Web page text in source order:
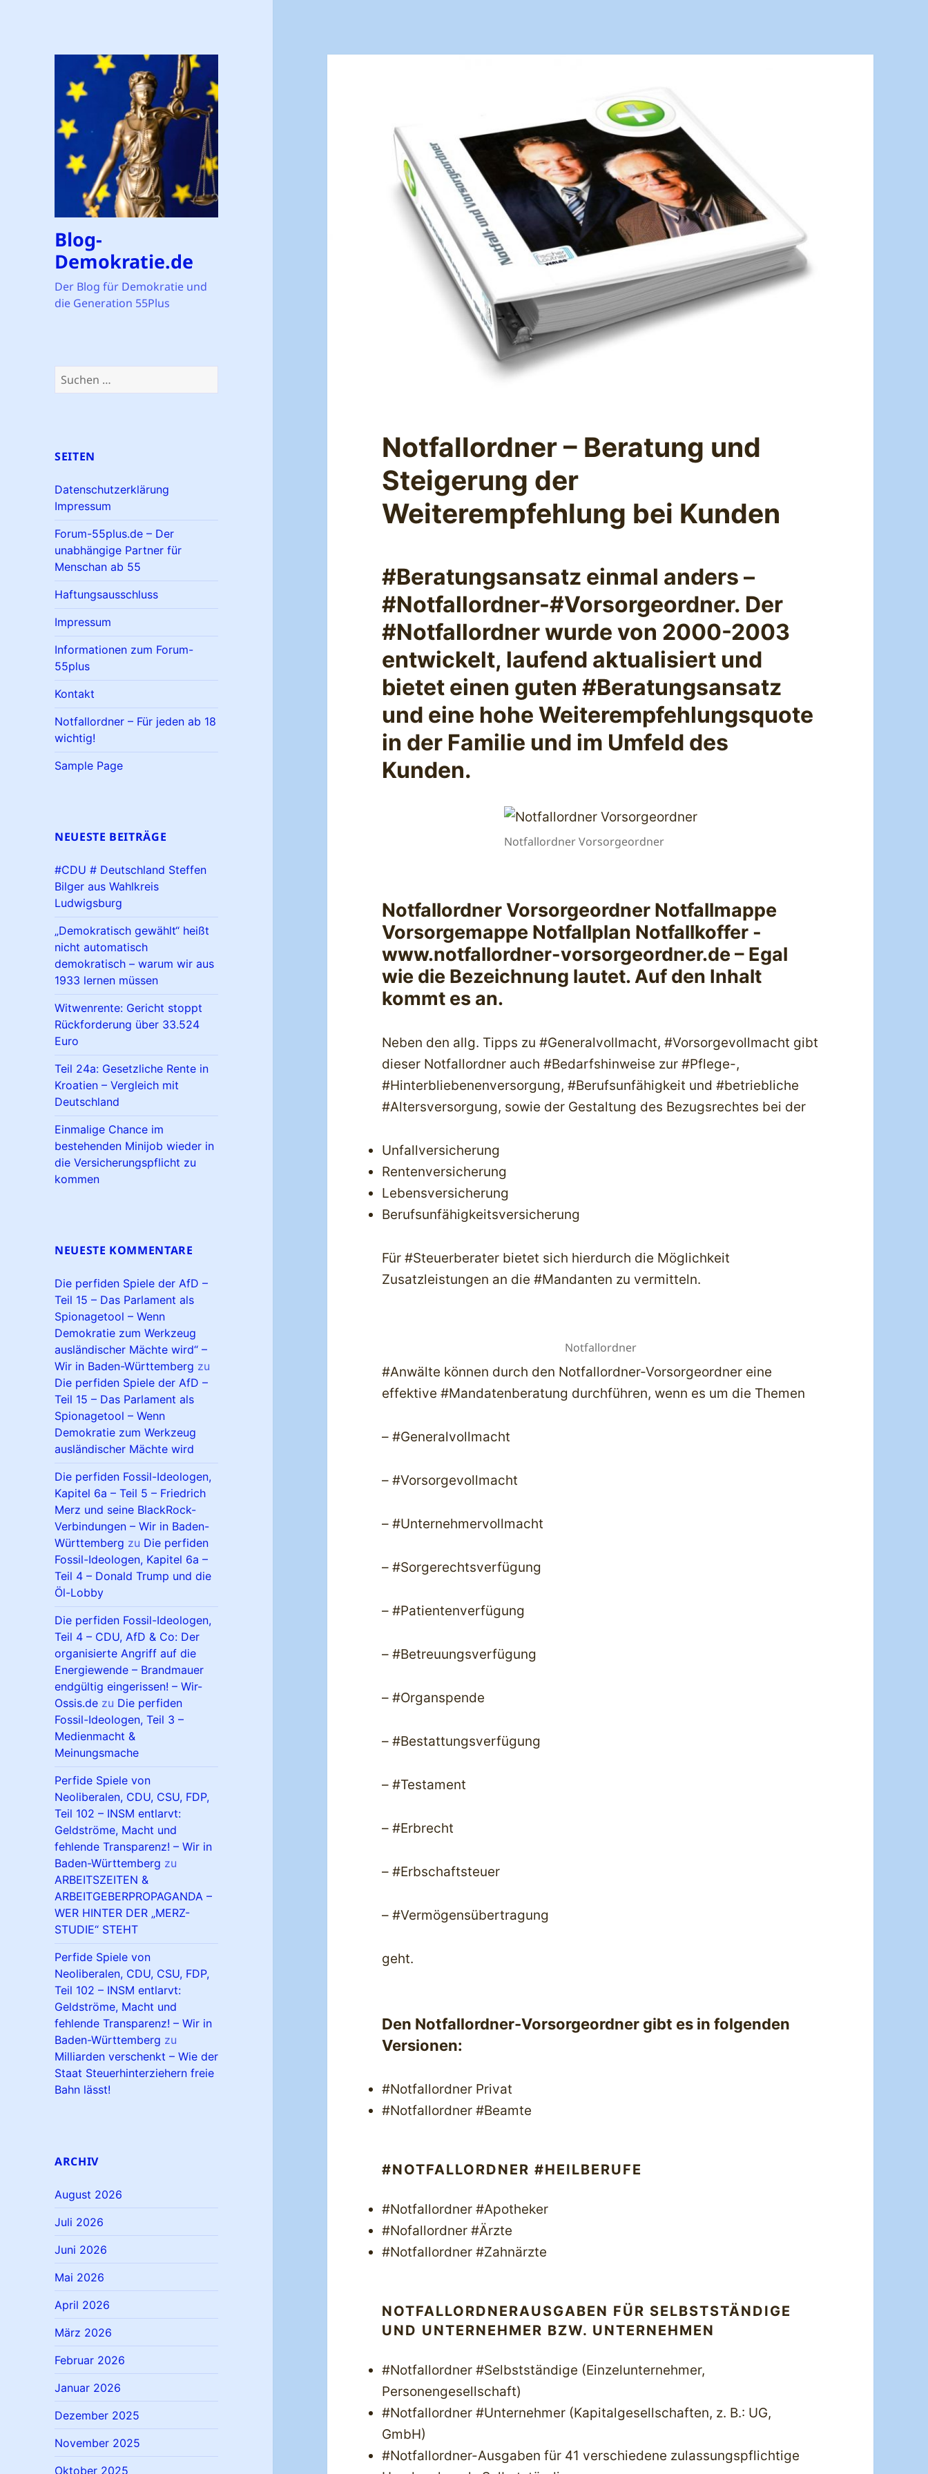
Blog-
Demokratie.de
Der Blog für Demokratie und
die Generation 55Plus
Suchen
nach:
SEITEN
Datenschutzerklärung
Impressum
Forum-55plus.de – Der
unabhängige Partner für
Menschan ab 55
Haftungsausschluss
Impressum
Informationen zum Forum-
55plus
Kontakt
Notfallordner – Für jeden ab 18
wichtig!
Sample Page
NEUESTE BEITRÄGE
#CDU # Deutschland Steffen
Bilger aus Wahlkreis
Ludwigsburg
„Demokratisch gewählt“ heißt
nicht automatisch
demokratisch – warum wir aus
1933 lernen müssen
Witwenrente: Gericht stoppt
Rückforderung über 33.524
Euro
Teil 24a: Gesetzliche Rente in
Kroatien – Vergleich mit
Deutschland
Einmalige Chance im
bestehenden Minijob wieder in
die Versicherungspflicht zu
kommen
NEUESTE KOMMENTARE
Die perfiden Spiele der AfD –
Teil 15 – Das Parlament als
Spionagetool – Wenn
Demokratie zum Werkzeug
ausländischer Mächte wird“ –
Wir in Baden-Württemberg zu
Die perfiden Spiele der AfD –
Teil 15 – Das Parlament als
Spionagetool – Wenn
Demokratie zum Werkzeug
ausländischer Mächte wird
Die perfiden Fossil-Ideologen,
Kapitel 6a – Teil 5 – Friedrich
Merz und seine BlackRock-
Verbindungen – Wir in Baden-
Württemberg zu Die perfiden
Fossil-Ideologen, Kapitel 6a –
Teil 4 – Donald Trump und die
Öl-Lobby
Die perfiden Fossil-Ideologen,
Teil 4 – CDU, AfD & Co: Der
organisierte Angriff auf die
Energiewende – Brandmauer
endgültig eingerissen! – Wir-
Ossis.de zu Die perfiden
Fossil-Ideologen, Teil 3 –
Medienmacht &
Meinungsmache
Perfide Spiele von
Neoliberalen, CDU, CSU, FDP,
Teil 102 – INSM entlarvt:
Geldströme, Macht und
fehlende Transparenz! – Wir in
Baden-Württemberg zu
ARBEITSZEITEN &
ARBEITGEBERPROPAGANDA –
WER HINTER DER „MERZ-
STUDIE“ STEHT
Perfide Spiele von
Neoliberalen, CDU, CSU, FDP,
Teil 102 – INSM entlarvt:
Geldströme, Macht und
fehlende Transparenz! – Wir in
Baden-Württemberg zu
Milliarden verschenkt – Wie der
Staat Steuerhinterziehern freie
Bahn lässt!
ARCHIV
August 2026
Juli 2026
Juni 2026
Mai 2026
April 2026
März 2026
Februar 2026
Januar 2026
Dezember 2025
November 2025
Oktober 2025
Notfallordner – Beratung und
Steigerung der
Weiterempfehlung bei Kunden
#Beratungsansatz einmal anders –
#Notfallordner-#Vorsorgeordner. Der
#Notfallordner wurde von 2000-2003
entwickelt, laufend aktualisiert und
bietet einen guten #Beratungsansatz
und eine hohe Weiterempfehlungsquote
in der Familie und im Umfeld des
Kunden.
Notfallordner Vorsorgeordner
Notfallordner Vorsorgeordner Notfallmappe
Vorsorgemappe Notfallplan Notfallkoffer -
www.notfallordner-vorsorgeordner.de – Egal
wie die Bezeichnung lautet. Auf den Inhalt
kommt es an.
Neben den allg. Tipps zu #Generalvollmacht, #Vorsorgevollmacht gibt
dieser Notfallordner auch #Bedarfshinweise zur #Pflege-,
#Hinterbliebenenversorgung, #Berufsunfähigkeit und #betriebliche
#Altersversorgung, sowie der Gestaltung des Bezugsrechtes bei der
Unfallversicherung
Rentenversicherung
Lebensversicherung
Berufsunfähigkeitsversicherung
Für #Steuerberater bietet sich hierdurch die Möglichkeit
Zusatzleistungen an die #Mandanten zu vermitteln.
Notfallordner
#Anwälte können durch den Notfallordner-Vorsorgeordner eine
effektive #Mandatenberatung durchführen, wenn es um die Themen
– #Generalvollmacht
– #Vorsorgevollmacht
– #Unternehmervollmacht
– #Sorgerechtsverfügung
– #Patientenverfügung
– #Betreuungsverfügung
– #Organspende
– #Bestattungsverfügung
– #Testament
– #Erbrecht
– #Erbschaftsteuer
– #Vermögensübertragung
geht.
Den Notfallordner-Vorsorgeordner gibt es in folgenden
Versionen:
#Notfallordner Privat
#Notfallordner #Beamte
#NOTFALLORDNER #HEILBERUFE
#Notfallordner #Apotheker
#Nofallordner #Ärzte
#Notfallordner #Zahnärzte
NOTFALLORDNERAUSGABEN FÜR SELBSTSTÄNDIGE
UND UNTERNEHMER BZW. UNTERNEHMEN
#Notfallordner #Selbstständige (Einzelunternehmer,
Personengesellschaft)
#Notfallordner #Unternehmer (Kapitalgesellschaften, z. B.: UG,
GmbH)
#Notfallordner-Ausgaben für 41 verschiedene zulassungspflichtige